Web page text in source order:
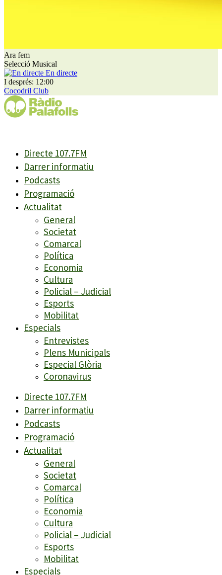
Ara fem
Selecció Musical
En directe
I després: 12:00
Cocodril Club
Directe 107.7FM
Darrer informatiu
Podcasts
Programació
Actualitat
General
Societat
Comarcal
Política
Economia
Cultura
Policial – Judicial
Esports
Mobilitat
Especials
Entrevistes
Plens Municipals
Especial Glòria
Coronavirus
Directe 107.7FM
Darrer informatiu
Podcasts
Programació
Actualitat
General
Societat
Comarcal
Política
Economia
Cultura
Policial – Judicial
Esports
Mobilitat
Especials